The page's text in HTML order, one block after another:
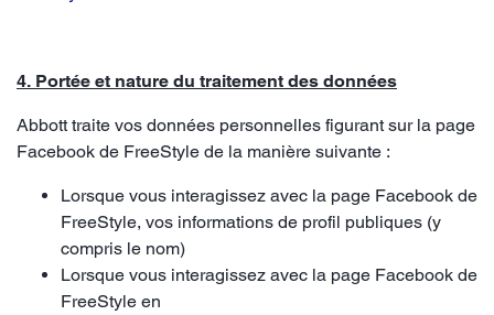
4. Portée et nature du traitement des données
Abbott traite vos données personnelles figurant sur la page
Facebook de FreeStyle de la manière suivante :
Lorsque vous interagissez avec la page Facebook de
FreeStyle, vos informations de profil publiques (y
compris le nom)
Lorsque vous interagissez avec la page Facebook de
FreeStyle en